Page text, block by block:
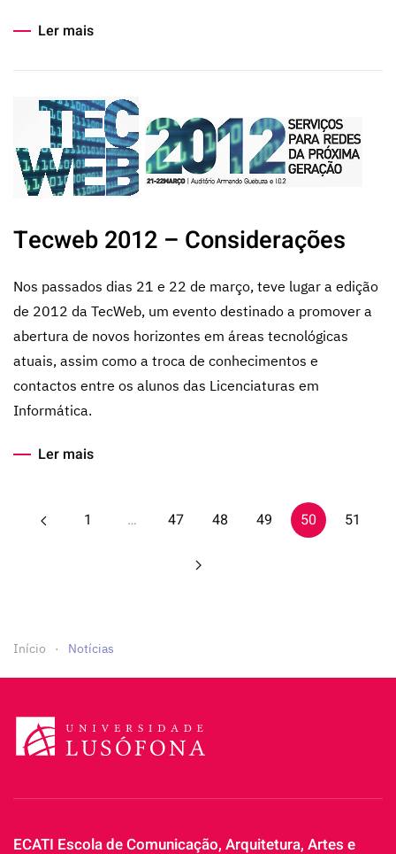
Ler mais
Tecweb 2012 – Considerações
Nos passados dias 21 e 22 de março, teve lugar a edição
de 2012 da TecWeb, um evento destinado a promover a
abertura de novos horizontes em áreas tecnológicas
atuais, assim como a troca de conhecimentos e
contactos entre os alunos das Licenciaturas em
Informática.
Ler mais
1 … 47 48 49 50 51
Início Notícias
ECATI Escola de Comunicação, Arquitetura, Artes e